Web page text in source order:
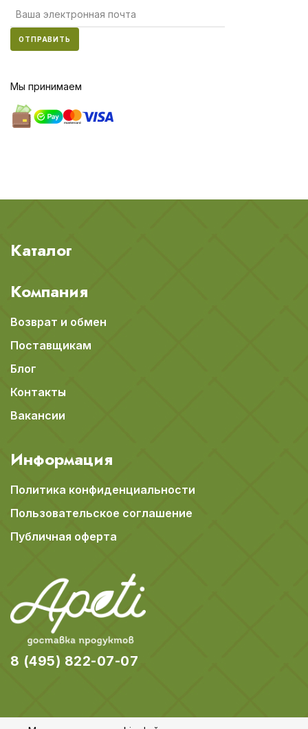
ОТПРАВИТЬ
Мы принимаем
Каталог
Компания
Возврат и обмен
Поставщикам
Блог
Контакты
Вакансии
Информация
Политика конфиденциальности
Пользовательское соглашение
Публичная оферта
8 (495) 822-07-07